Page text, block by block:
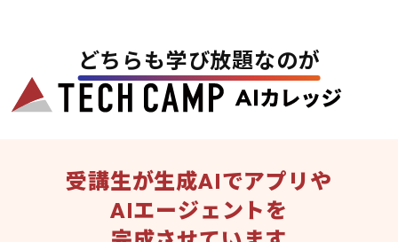
どちらも学び放題なのが
受講生が生成AIでアプリや
AIエージェントを